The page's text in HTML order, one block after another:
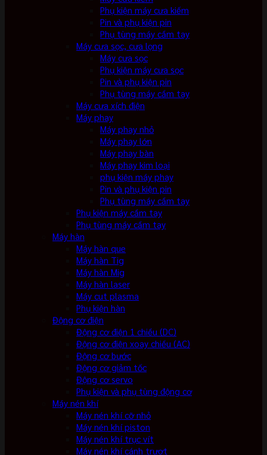
Phụ kiện máy cưa kiếm
Pin và phụ kiện pin
Phụ tùng máy cầm tay
Máy cưa sọc, cưa lọng
Máy cưa sọc
Phụ kiện máy cưa sọc
Pin và phụ kiện pin
Phụ tùng máy cầm tay
Máy cưa xích điện
Máy phay
Máy phay nhỏ
Máy phay lớn
Máy phay bàn
Máy phay kim loại
phụ kiện máy phay
Pin và phụ kiện pin
Phụ tùng máy cầm tay
Phụ kiện máy cầm tay
Phụ tùng máy cầm tay
Máy hàn
Máy hàn que
Máy hàn Tig
Máy hàn Mig
Máy hàn laser
Máy cut plasma
Phụ kiện hàn
Động cơ điện
Động cơ điện 1 chiều (DC)
Động cơ điện xoay chiều (AC)
Động cơ bước
Động cơ giảm tốc
Động cơ servo
Phụ kiện và phụ tùng động cơ
Máy nén khí
Máy nén khí cỡ nhỏ
Máy nén khí piston
Máy nén khí trục vít
Máy nén khí cánh trượt